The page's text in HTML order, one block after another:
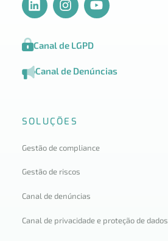
Canal de LGPD
Canal de Denúncias
SOLUÇÕES
Gestão de compliance
Gestão de riscos
Canal de denúncias
Canal de privacidade e proteção de dados